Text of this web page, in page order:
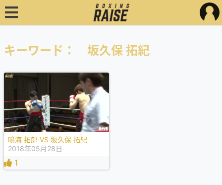
キーワード： 坂久保 拓紀
鳴海 拓郎 VS 坂久保 拓紀
2018年05月28日
1